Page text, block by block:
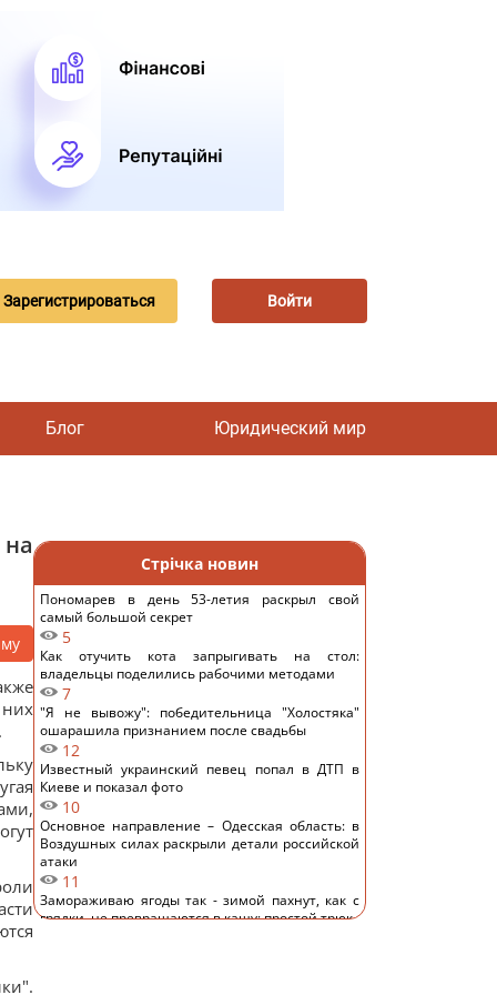
Зарегистрироваться Войти
Блог Юридический мир
Стрічка новин
Пономарев в день 53-летия раскрыл свой
самый большой секрет
5
Как отучить кота запрыгивать на стол:
владельцы поделились рабочими методами
7
"Я не вывожу": победительница "Холостяка"
ошарашила признанием после свадьбы
12
Известный украинский певец попал в ДТП в
Киеве и показал фото
10
Основное направление – Одесская область: в
Воздушных силах раскрыли детали российской
атаки
11
Замораживаю ягоды так - зимой пахнут, как с
грядки, не превращаются в кашу: простой трюк